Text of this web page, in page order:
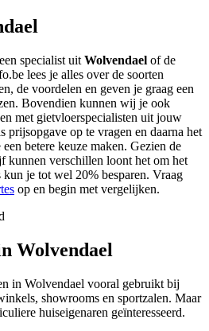
specialist uit Wolvendael of de
lees je alles over de soorten
de voordelen en geven je graag een
Bovendien kunnen wij je ook
met gietvloerspecialisten uit jouw
prijsopgave op te vragen en daarna het
betere keuze maken. Gezien de
kunnen verschillen loont het om het
je tot wel 20% besparen. Vraag
op en begin met vergelijken.
Wolvendael
in Wolvendael vooral gebruikt bij
showrooms en sportzalen. Maar
huiseigenaren geïnteresseerd.